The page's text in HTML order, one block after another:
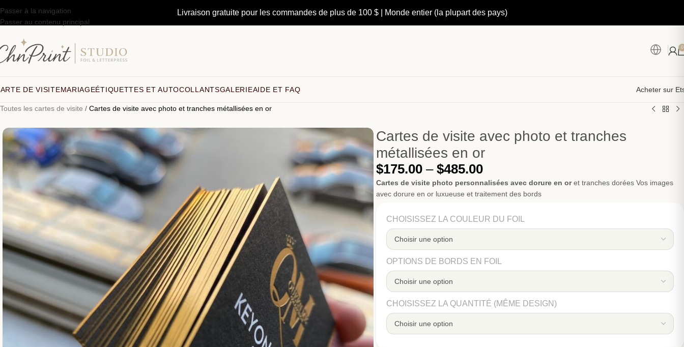
Passer à la navigation
Passer au contenu principal
Livraison gratuite pour les commandes de plus de 100 $ | Monde entier (la plupart des pays)
0
DE VISITEMARIAGEÉTIQUETTES ET AUTOCOLLANTSGALERIEAIDE ET FAQ Acheter sur
Toutes les cartes de visite / Cartes de visite avec photo et tranches métallisées en or
Cartes de visite avec photo et tranches
métallisées en or
$175.00 –$485.00
Cartes de visite photo personnalisées avec dorure en oret tranches dorées Vos images
avec dorure en or luxueuse et traitement des bords
CHOISISSEZ LA COULEUR DU FOIL
OPTIONS DE BORDS EN FOIL
CHOISISSEZ LA QUANTITÉ (MÊME DESIGN)